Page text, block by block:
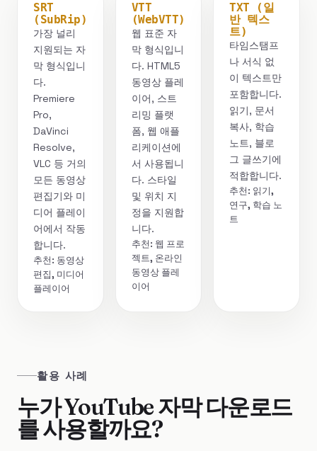
SRT
(SubRip)
가장 널리
지원되는 자
막 형식입니
다.
Premiere
Pro,
DaVinci
Resolve,
VLC 등 거의
모든 동영상
편집기와 미
디어 플레이
어에서 작동
합니다.
추천: 동영상
편집, 미디어
플레이어
VTT
(WebVTT)
웹 표준 자
막 형식입니
다. HTML5
동영상 플레
이어, 스트
리밍 플랫
폼, 웹 애플
리케이션에
서 사용됩니
다. 스타일
및 위치 지
정을 지원합
니다.
추천: 웹 프로
젝트, 온라인
동영상 플레
이어
TXT (일
반 텍스
트)
타임스탬프
나 서식 없
이 텍스트만
포함합니다.
읽기, 문서
복사, 학습
노트, 블로
그 글쓰기에
적합합니다.
추천: 읽기,
연구, 학습 노
트
활용 사례
누가 YouTube 자막 다운로드
를 사용할까요?